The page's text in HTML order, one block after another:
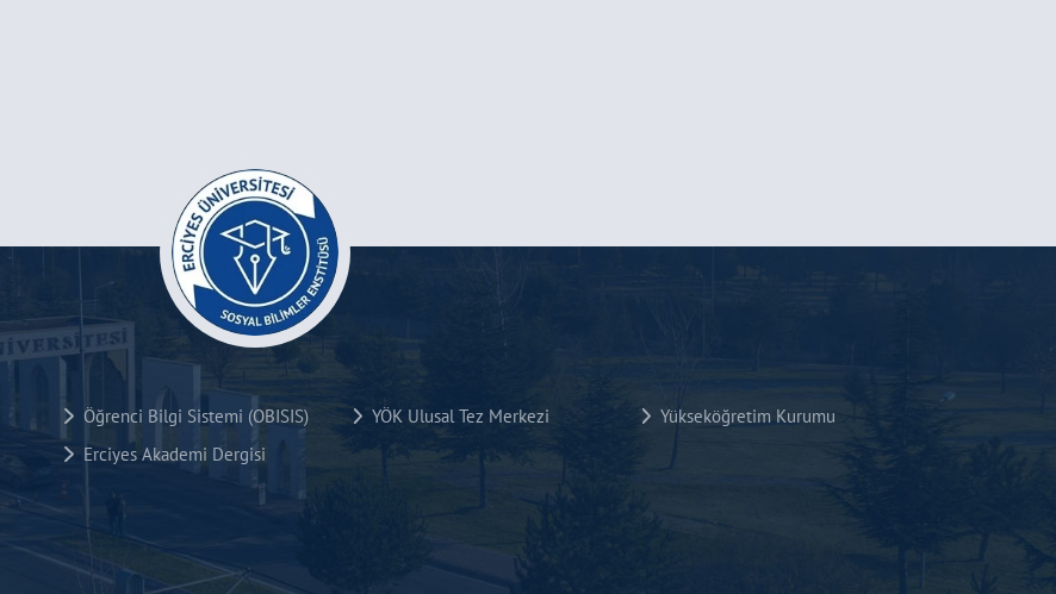
Öğrenci Bilgi Sistemi (OBISIS) YÖK Ulusal Tez Merkezi
Yükseköğretim Kurumu
Erciyes Akademi Dergisi